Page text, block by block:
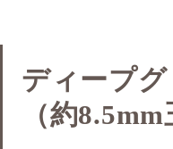
ディープ
（約8.5mm